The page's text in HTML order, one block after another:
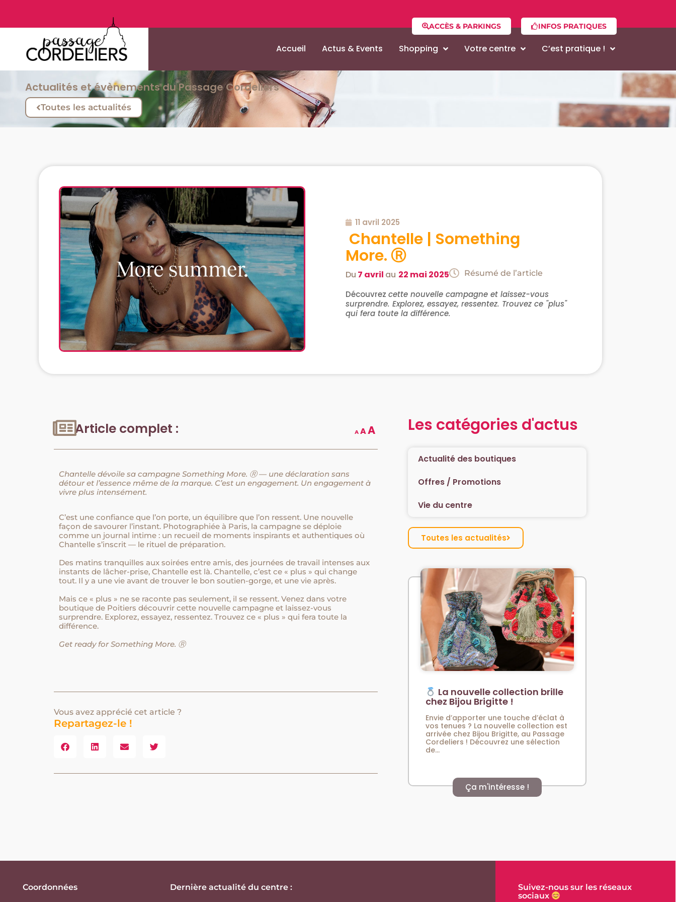
ACCÈS & PARKINGS INFOS PRATIQUES
Accueil Actus & Events Shopping Votre centre C’est pratique !
Actualités et évènements du Passage Cordeliers
Toutes les actualités
11 avril 2025
Chantelle | Something
More. Ⓡ
Du 7 avril au 22 mai 2025 Résumé de l’article
Découvrezcette nouvelle campagne et laissez-vous
surprendre. Explorez, essayez, ressentez. Trouvez ce "plus"
qui fera toute la différence.
Article complet : A AA
Chantelle dévoile sa campagne Something More. Ⓡ — une déclaration sans
détour et l’essence même de la marque. C’est un engagement. Un engagement à
vivre plus intensément.
C’est une confiance que l’on porte, un équilibre que l’on ressent. Une nouvelle
façon de savourer l’instant. Photographiée à Paris, la campagne se déploie
comme un journal intime : un recueil de moments inspirants et authentiques où
Chantelle s’inscrit — le rituel de préparation.
Des matins tranquilles aux soirées entre amis, des journées de travail intenses aux
instants de lâcher-prise, Chantelle est là. Chantelle, c’est ce « plus » qui change
tout. Il y a une vie avant de trouver le bon soutien-gorge, et une vie après.
Mais ce « plus » ne se raconte pas seulement, il se ressent. Venez dans votre
boutique de Poitiers découvrir cette nouvelle campagne et laissez-vous
surprendre. Explorez, essayez, ressentez. Trouvez ce « plus » qui fera toute la
différence.
Get ready for Something More. Ⓡ
Vous avez apprécié cet article ?
Repartagez-le !
Les catégories d'actus
Actualité des boutiques
Offres / Promotions
Vie du centre
Toutes les actualités
La nouvelle collection brille
chez Bijou Brigitte !
Envie d’apporter une touche d’éclat à
vos tenues ? La nouvelle collection est
arrivée chez Bijou Brigitte, au Passage
Cordeliers ! Découvrez une sélection
de...
Ça m'intéresse !
Coordonnées Dernière actualité du centre :
Suivez-nous sur les réseaux
sociaux